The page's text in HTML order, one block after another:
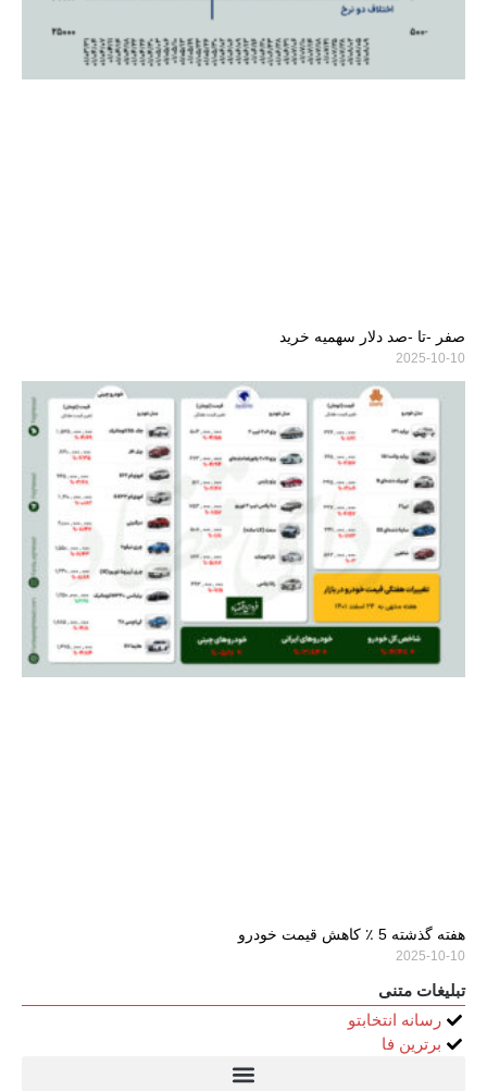
صفر -تا -صد دلار سهمیه خرید
2025-10-10
هفته گذشته 5 ٪ کاهش قیمت خودرو
2025-10-10
تبلیغات متنی
رسانه انتخابتو
برترین فا